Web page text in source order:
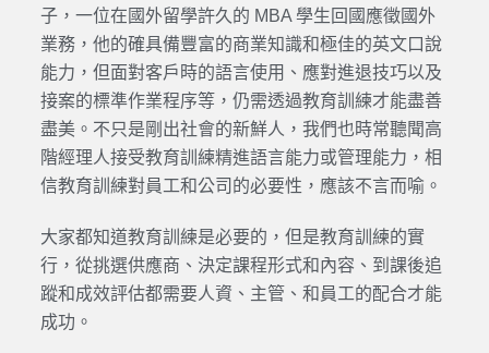
子，一位在國外留學許久的 MBA 學生回國應徵國外
業務，他的確具備豐富的商業知識和極佳的英文口說
能力，但面對客戶時的語言使用、應對進退技巧以及
接案的標準作業程序等，仍需透過教育訓練才能盡善
盡美。不只是剛出社會的新鮮人，我們也時常聽聞高
階經理人接受教育訓練精進語言能力或管理能力，相
信教育訓練對員工和公司的必要性，應該不言而喻。
大家都知道教育訓練是必要的，但是教育訓練的實
行，從挑選供應商、決定課程形式和內容、到課後追
蹤和成效評估都需要人資、主管、和員工的配合才能
成功。